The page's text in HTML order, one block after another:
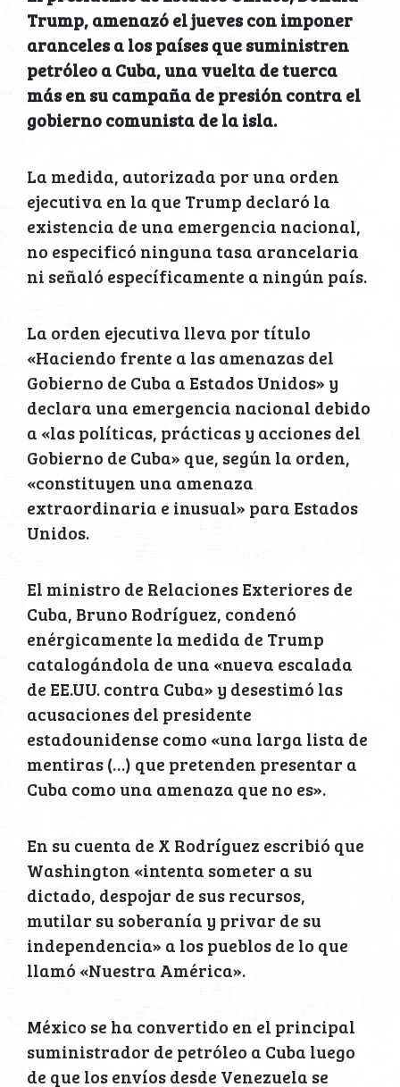
Trump, amenazó el jueves con imponer
aranceles a los países que suministren
petróleo a Cuba, una vuelta de tuerca
más en su campaña de presión contra el
gobierno comunista de la isla.
La medida, autorizada por una orden
ejecutiva en la que Trump declaró la
existencia de una emergencia nacional,
no especificó ninguna tasa arancelaria
ni señaló específicamente a ningún país.
La orden ejecutiva lleva por título
«Haciendo frente a las amenazas del
Gobierno de Cuba a Estados Unidos» y
declara una emergencia nacional debido
a «las políticas, prácticas y acciones del
Gobierno de Cuba» que, según la orden,
«constituyen una amenaza
extraordinaria e inusual» para Estados
Unidos.
El ministro de Relaciones Exteriores de
Cuba, Bruno Rodríguez, condenó
enérgicamente la medida de Trump
catalogándola de una «nueva escalada
de EE.UU. contra Cuba» y desestimó las
acusaciones del presidente
estadounidense como «una larga lista de
mentiras (…) que pretenden presentar a
Cuba como una amenaza que no es».
En su cuenta de X Rodríguez escribió que
Washington «intenta someter a su
dictado, despojar de sus recursos,
mutilar su soberanía y privar de su
independencia» a los pueblos de lo que
llamó «Nuestra América».
México se ha convertido en el principal
suministrador de petróleo a Cuba luego
de que los envíos desde Venezuela se